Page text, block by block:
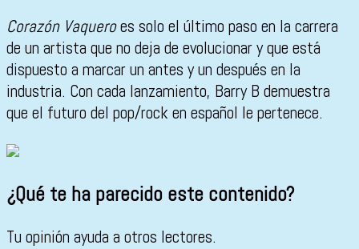
Corazón Vaqueroes solo el último paso en la carrera
de un artista que no deja de evolucionar y que está
dispuesto a marcar un antes y un después en la
industria. Con cada lanzamiento, Barry B demuestra
que el futuro del pop/rock en español le pertenece.
¿Qué te ha parecido este contenido?
Tu opinión ayuda a otros lectores.